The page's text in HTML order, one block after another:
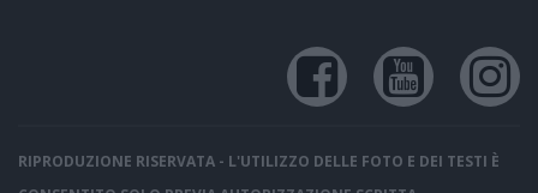
RIPRODUZIONE RISERVATA - L'UTILIZZO DELLE FOTO E DEI TESTI È